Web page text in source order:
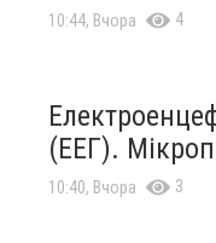
10:44, Вчора 4
(ЕЕГ).
10:40, Вчора 3